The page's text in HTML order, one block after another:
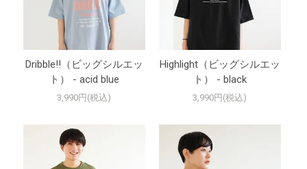
Dribble!!（ビッグシルエッ
ト） - acid blue
3,990円(税込)
Highlight（ビッグシルエッ
ト） - black
3,990円(税込)